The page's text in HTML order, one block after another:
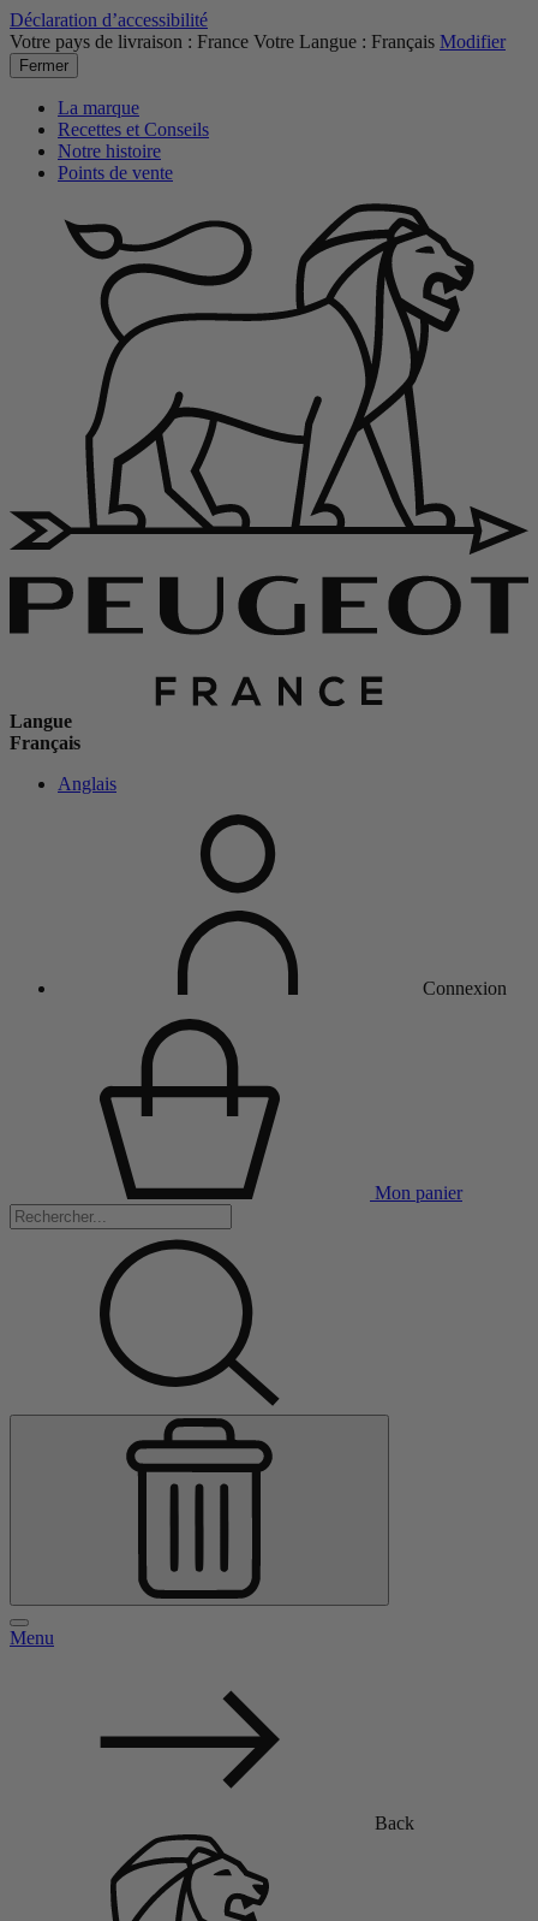
Déclaration d’accessibilité
Votre pays de livraison : France Votre Langue : Français Modifier
Fermer
La marque
Recettes et Conseils
Notre histoire
Points de vente
Langue
Français
Anglais
Connexion
Mon panier
Menu
Back